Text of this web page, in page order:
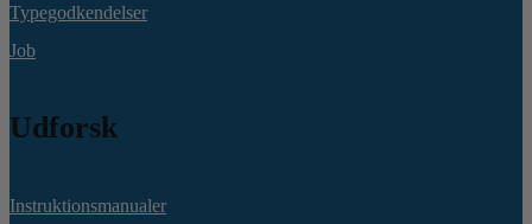
Typegodkendelser
Job
Udforsk
Instruktionsmanualer